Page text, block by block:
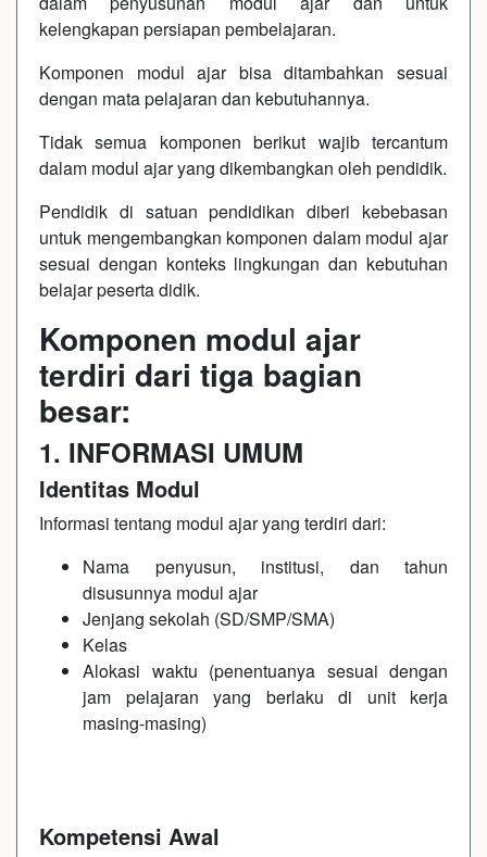
kelengkapan persiapan pembelajaran.
Komponen modul ajar bisa ditambahkan sesuai
dengan mata pelajaran dan kebutuhannya.
Tidak semua komponen berikut wajib tercantum
dalam modul ajar yang dikembangkan oleh pendidik.
Pendidik di satuan pendidikan diberi kebebasan
untuk mengembangkan komponen dalam modul ajar
sesuai dengan konteks lingkungan dan kebutuhan
belajar peserta didik.
Komponen modul ajar
terdiri dari tiga bagian
besar:
1. INFORMASI UMUM
Identitas Modul
Informasi tentang modul ajar yang terdiri dari:
Nama penyusun, institusi, dan tahun
disusunnya modul ajar
Jenjang sekolah (SD/SMP/SMA)
Kelas
Alokasi waktu (penentuanya sesuai dengan
jam pelajaran yang berlaku di unit kerja
masing-masing)
Kompetensi Awal